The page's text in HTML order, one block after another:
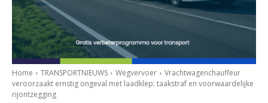
Home TRANSPORTNIEUWS Wegvervoer
Vrachtwagenchauffeur
veroorzaakt ernstig ongeval met laadklep: taakstraf en voorwaardelijke
rijontzegging